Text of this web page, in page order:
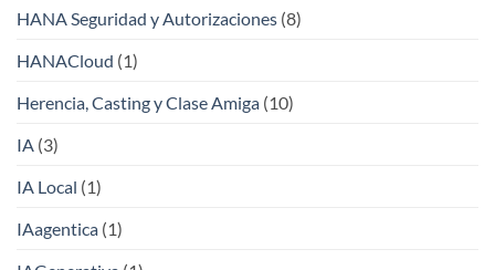
HANA Seguridad y Autorizaciones (8)
HANACloud (1)
Herencia, Casting y Clase Amiga (10)
IA (3)
IA Local (1)
IAagentica (1)